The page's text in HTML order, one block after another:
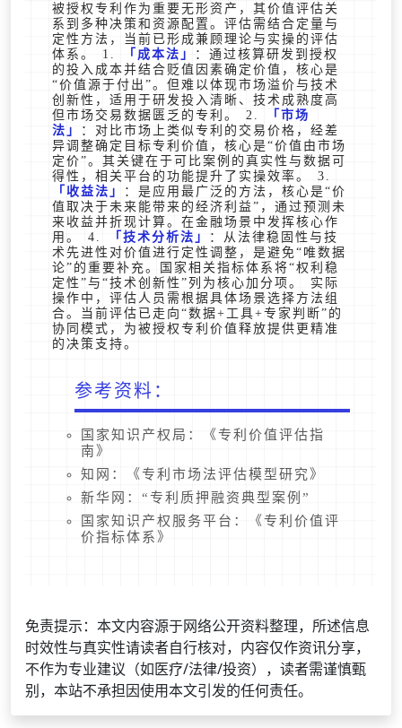
被授权专利作为重要无形资产，其价值评估关
系到多种决策和资源配置。评估需结合定量与
定性方法，当前已形成兼顾理论与实操的评估
体系。 1.
成本法
：通过核算研发到授权
的投入成本并结合贬值因素确定价值，核心是
“价值源于付出”。但难以体现市场溢价与技术
创新性，适用于研发投入清晰、技术成熟度高
但市场交易数据匮乏的专利。 2.
市场
法
：对比市场上类似专利的交易价格，经差
异调整确定目标专利价值，核心是“价值由市场
定价”。其关键在于可比案例的真实性与数据可
得性，相关平台的功能提升了实操效率。 3.
收益法
：是应用最广泛的方法，核心是“价
值取决于未来能带来的经济利益”，通过预测未
来收益并折现计算。在金融场景中发挥核心作
用。 4.
技术分析法
：从法律稳固性与技
术先进性对价值进行定性调整，是避免“唯数据
论”的重要补充。国家相关指标体系将“权利稳
定性”与“技术创新性”列为核心加分项。 实际
操作中，评估人员需根据具体场景选择方法组
合。当前评估已走向“数据+工具+专家判断”的
协同模式，为被授权专利价值释放提供更精准
的决策支持。
参考资料：
国家知识产权局：《专利价值评估指
南》
知网：《专利市场法评估模型研究》
新华网：“专利质押融资典型案例”
国家知识产权服务平台：《专利价值评
价指标体系》
免责提示：本文内容源于网络公开资料整理，所述信息
时效性与真实性请读者自行核对，内容仅作资讯分享，
不作为专业建议（如医疗/法律/投资），读者需谨慎甄
别，本站不承担因使用本文引发的任何责任。